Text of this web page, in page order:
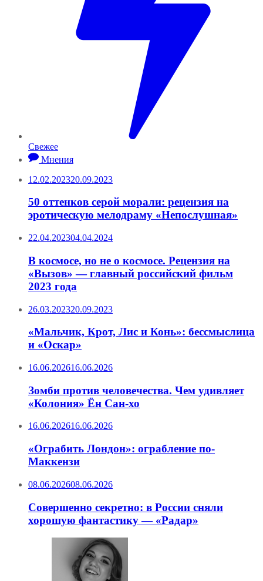
Свежее
Мнения
12.02.202320.09.2023
50 оттенков серой морали: рецензия на
эротическую мелодраму «Непослушная»
22.04.202304.04.2024
В космосе, но не о космосе. Рецензия на
«Вызов» — главный российский фильм
2023 года
26.03.202320.09.2023
«Мальчик, Крот, Лис и Конь»: бессмыслица
и «Оскар»
16.06.202616.06.2026
Зомби против человечества. Чем удивляет
«Колония» Ён Сан-хо
16.06.202616.06.2026
«Ограбить Лондон»: ограбление по-
Маккензи
08.06.202608.06.2026
Совершенно секретно: в России сняли
хорошую фантастику — «Радар»